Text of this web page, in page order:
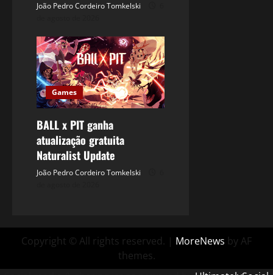
João Pedro Cordeiro Tomkelski
Games
BALL x PIT ganha
atualização gratuita
Naturalist Update
João Pedro Cordeiro Tomkelski
Copyright © All rights reserved. | MoreNews by AF
themes.